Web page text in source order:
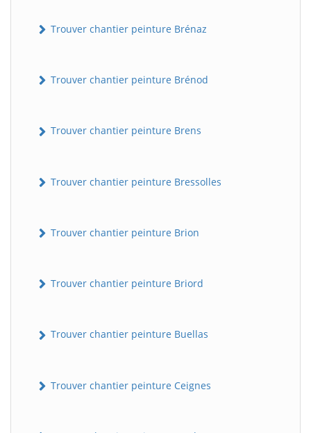
Trouver chantier peinture Brénaz
Trouver chantier peinture Brénod
Trouver chantier peinture Brens
Trouver chantier peinture Bressolles
Trouver chantier peinture Brion
Trouver chantier peinture Briord
Trouver chantier peinture Buellas
Trouver chantier peinture Ceignes